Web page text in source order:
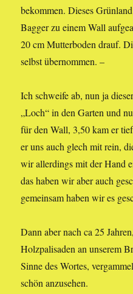
bekommen. Dieses
Bagger zu einem Wall
20 cm Mutterboden drauf.
selbst übernommen. –
Ich schweife ab, nun ja
„Loch“ in den Garten und
für den Wall, 3,50 kam er
er uns auch glech mit rein,
wir allerdings mit der Hand
das haben wir aber auch
gemeinsam haben wir es
Dann aber nach ca 25
Holzpalisaden an unserem
Sinne des Wortes,
schön anzusehen.